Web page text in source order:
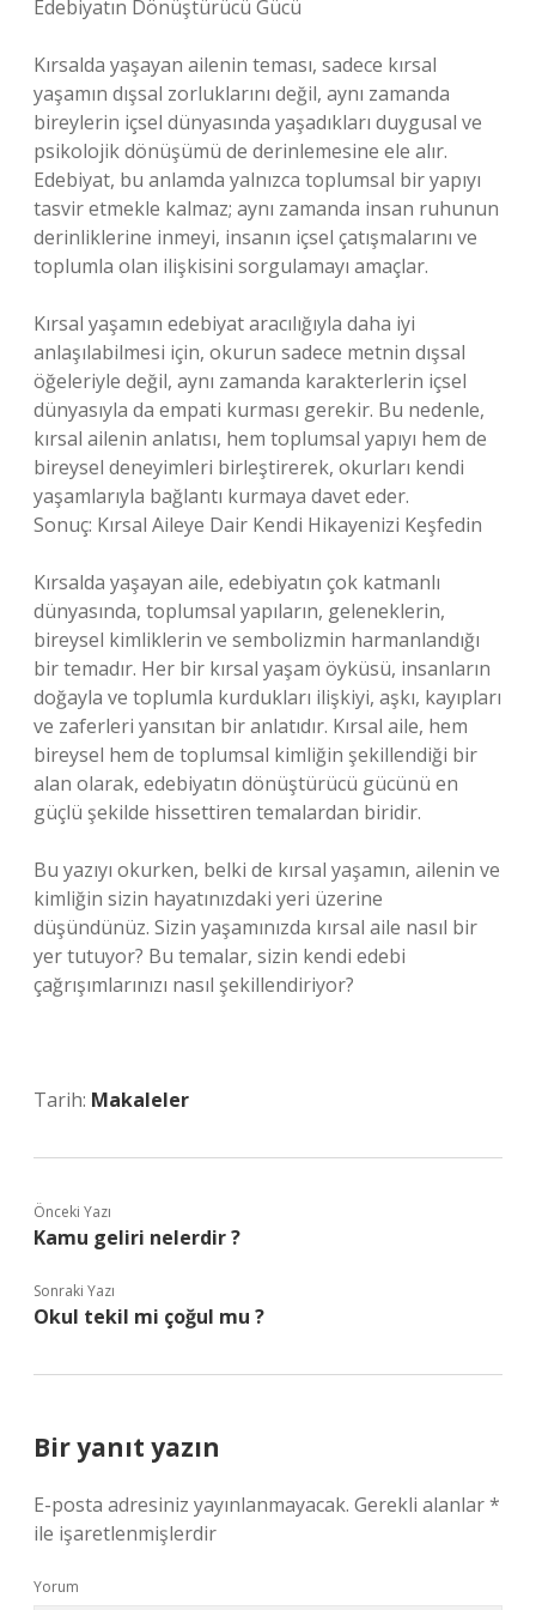
Edebiyatın Dönüştürücü Gücü
Kırsalda yaşayan ailenin teması, sadece kırsal
yaşamın dışsal zorluklarını değil, aynı zamanda
bireylerin içsel dünyasında yaşadıkları duygusal ve
psikolojik dönüşümü de derinlemesine ele alır.
Edebiyat, bu anlamda yalnızca toplumsal bir yapıyı
tasvir etmekle kalmaz; aynı zamanda insan ruhunun
derinliklerine inmeyi, insanın içsel çatışmalarını ve
toplumla olan ilişkisini sorgulamayı amaçlar.
Kırsal yaşamın edebiyat aracılığıyla daha iyi
anlaşılabilmesi için, okurun sadece metnin dışsal
öğeleriyle değil, aynı zamanda karakterlerin içsel
dünyasıyla da empati kurması gerekir. Bu nedenle,
kırsal ailenin anlatısı, hem toplumsal yapıyı hem de
bireysel deneyimleri birleştirerek, okurları kendi
yaşamlarıyla bağlantı kurmaya davet eder.
Sonuç: Kırsal Aileye Dair Kendi Hikayenizi Keşfedin
Kırsalda yaşayan aile, edebiyatın çok katmanlı
dünyasında, toplumsal yapıların, geleneklerin,
bireysel kimliklerin ve sembolizmin harmanlandığı
bir temadır. Her bir kırsal yaşam öyküsü, insanların
doğayla ve toplumla kurdukları ilişkiyi, aşkı, kayıpları
ve zaferleri yansıtan bir anlatıdır. Kırsal aile, hem
bireysel hem de toplumsal kimliğin şekillendiği bir
alan olarak, edebiyatın dönüştürücü gücünü en
güçlü şekilde hissettiren temalardan biridir.
Bu yazıyı okurken, belki de kırsal yaşamın, ailenin ve
kimliğin sizin hayatınızdaki yeri üzerine
düşündünüz. Sizin yaşamınızda kırsal aile nasıl bir
yer tutuyor? Bu temalar, sizin kendi edebi
çağrışımlarınızı nasıl şekillendiriyor?
Tarih: Makaleler
Önceki Yazı
Kamu geliri nelerdir ?
Sonraki Yazı
Okul tekil mi çoğul mu ?
Bir yanıt yazın
E-posta adresiniz yayınlanmayacak. Gerekli alanlar*
ile işaretlenmişlerdir
Yorum